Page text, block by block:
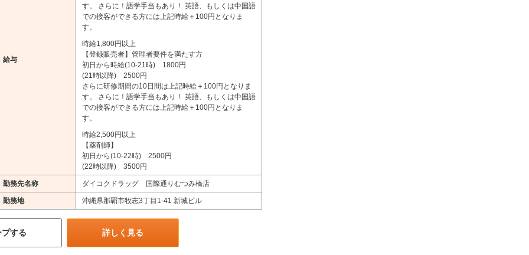
給与
す。 さらに！語学手当もあり！ 英語、もしくは中国語
での接客ができる方には上記時給＋100円となりま
す。
時給1,800円以上
【登録販売者】管理者要件を満たす方
初日から時給(10-21時) 1800円
(21時以降) 2500円
さらに研修期間の10日間は上記時給＋100円となりま
す。 さらに！語学手当もあり！ 英語、もしくは中国語
での接客ができる方には上記時給＋100円となりま
す。
時給2,500円以上
【薬剤師】
初日から(10-22時) 2500円
(22時以降) 3500円
勤務先名称 ダイコクドラッグ 国際通りむつみ橋店
勤務地 沖縄県那覇市牧志3丁目1-41 新城ビル
する 詳しく見る